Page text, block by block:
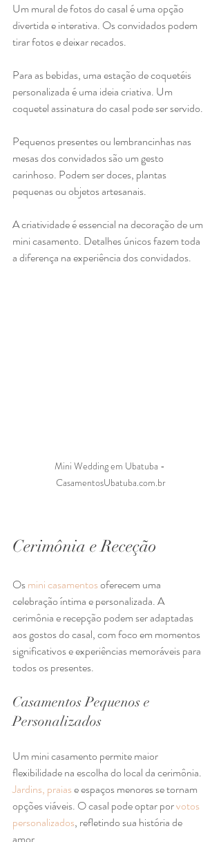
Um mural de fotos do casal é uma opção
divertida e interativa. Os convidados podem
tirar fotos e deixar recados.
Para as bebidas, uma estação de coquetéis
personalizada é uma ideia criativa. Um
coquetel assinatura do casal pode ser servido.
Pequenos presentes ou lembrancinhas nas
mesas dos convidados são um gesto
carinhoso. Podem ser doces, plantas
pequenas ou objetos artesanais.
A criatividade é essencial na decoração de um
mini casamento. Detalhes únicos fazem toda
a diferença na experiência dos convidados.
Mini Wedding em Ubatuba -
CasamentosUbatuba.com.br
Cerimônia e Receção
Os mini casamentos oferecem uma
celebração íntima e personalizada. A
cerimônia e recepção podem ser adaptadas
aos gostos do casal, com foco em momentos
significativos e experiências memoráveis para
todos os presentes.
Casamentos Pequenos e
Personalizados
Um mini casamento permite maior
flexibilidade na escolha do local da cerimônia.
Jardins, praias e espaços menores se tornam
opções viáveis. O casal pode optar por votos
personalizados, refletindo sua história de